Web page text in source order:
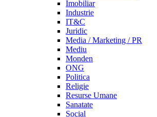
Imobiliar
Industrie
IT&C
Juridic
Media / Marketing / PR
Mediu
Monden
ONG
Politica
Religie
Resurse Umane
Sanatate
Social